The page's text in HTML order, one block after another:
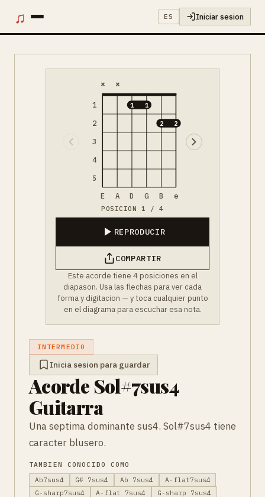
♫ ES Iniciar sesion
1
2
3
4
5
× ×
1 1
2 2
E A D G B e
POSICION 1 / 4
REPRODUCIR
COMPARTIR
Este acorde tiene 4 posiciones en el
diapason. Usa las flechas para ver cada
forma y digitacion — y toca cualquier punto
en el diagrama para escuchar esa nota.
INTERMEDIO
Inicia sesion para guardar
Acorde Sol#7sus4
Guitarra
Una septima dominante sus4. Sol#7sus4 tiene
caracter blusero.
TAMBIEN CONOCIDO COMO
Ab7sus4
G# 7sus4 Ab 7sus4
A-flat7sus4
G-sharp7sus4
A-flat 7sus4
G-sharp 7sus4